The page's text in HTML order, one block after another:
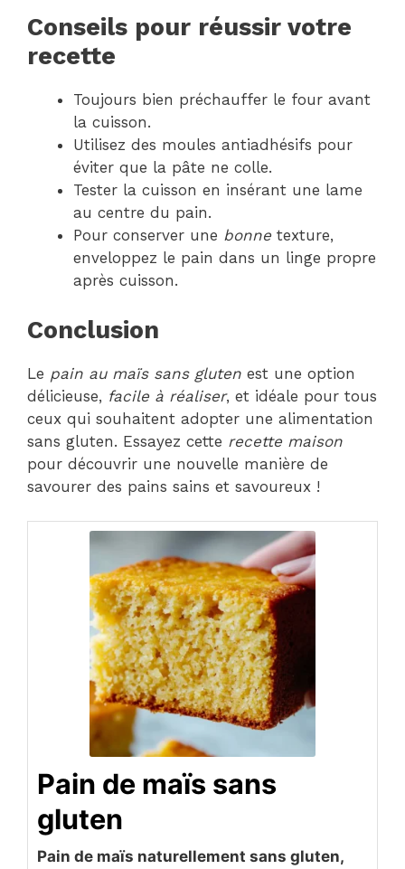
Conseils pour réussir votre
recette
Toujours bien préchauffer le four avant
la cuisson.
Utilisez des moules antiadhésifs pour
éviter que la pâte ne colle.
Tester la cuisson en insérant une lame
au centre du pain.
Pour conserver une bonne texture,
enveloppez le pain dans un linge propre
après cuisson.
Conclusion
Le pain au maïs sans gluten est une option
délicieuse, facile à réaliser, et idéale pour tous
ceux qui souhaitent adopter une alimentation
sans gluten. Essayez cette recette maison
pour découvrir une nouvelle manière de
savourer des pains sains et savoureux !
Pain de maïs sans
gluten
Pain de maïs naturellement sans gluten,